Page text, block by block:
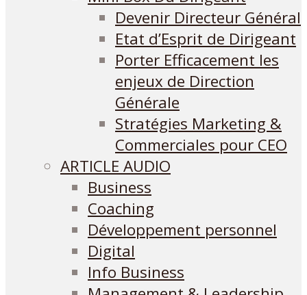
Devenir Directeur Général
Etat d’Esprit de Dirigeant
Porter Efficacement les
enjeux de Direction
Générale
Stratégies Marketing &
Commerciales pour CEO
ARTICLE AUDIO
Business
Coaching
Développement personnel
Digital
Info Business